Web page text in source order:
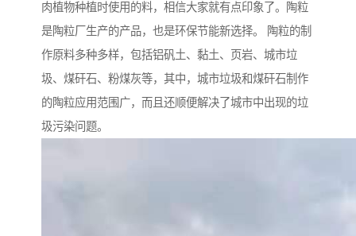
肉植物种植时使用的料，相信大家就有点印象了。陶粒
是陶粒厂生产的产品，也是环保节能新选择。 陶粒的制
作原料多种多样，包括铝矾土、黏土、页岩、城市垃
圾、煤矸石、粉煤灰等，其中，城市垃圾和煤矸石制作
的陶粒应用范围广，而且还顺便解决了城市中出现的垃
圾污染问题。